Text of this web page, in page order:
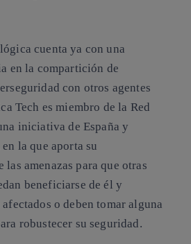
cuenta ya con una
en la compartición de
con otros agentes
Tech es miembro de la Red
iniciativa de España y
la que aporta su
amenazas para que otras
beneficiarse de él y
o deben tomar alguna
robustecer su seguridad.